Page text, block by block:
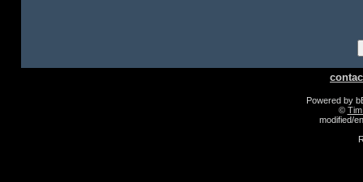
Powered by
©
modified/